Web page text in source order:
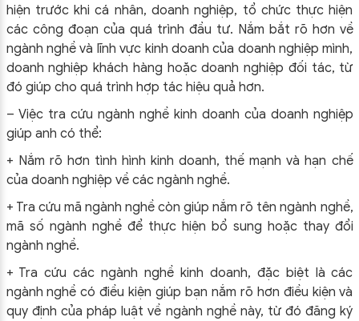
hiện trước khi cá nhân, doanh nghiệp, tổ chức thực hiện
các công đoạn của quá trình đầu tư. Nắm bắt rõ hơn về
ngành nghề và lĩnh vực kinh doanh của doanh nghiệp mình,
doanh nghiệp khách hàng hoặc doanh nghiệp đối tác, từ
đó giúp cho quá trình hợp tác hiệu quả hơn.
– Việc tra cứu ngành nghề kinh doanh của doanh nghiệp
giúp anh có thể:
+ Nắm rõ hơn tình hình kinh doanh, thế mạnh và hạn chế
của doanh nghiệp về các ngành nghề.
+ Tra cứu mã ngành nghề còn giúp nắm rõ tên ngành nghề,
mã số ngành nghề để thực hiện bổ sung hoặc thay đổi
ngành nghề.
+ Tra cứu các ngành nghề kinh doanh, đặc biệt là các
ngành nghề có điều kiện giúp bạn nắm rõ hơn điều kiện và
quy định của pháp luật về ngành nghề này, từ đó đăng ký